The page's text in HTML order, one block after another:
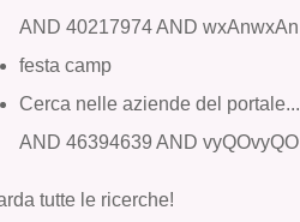
AND 40217974 AND wxAnwxAn
festa camp
Cerca nelle aziende del portale...
AND 46394639 AND vyQOvyQO
tutte le ricerche!